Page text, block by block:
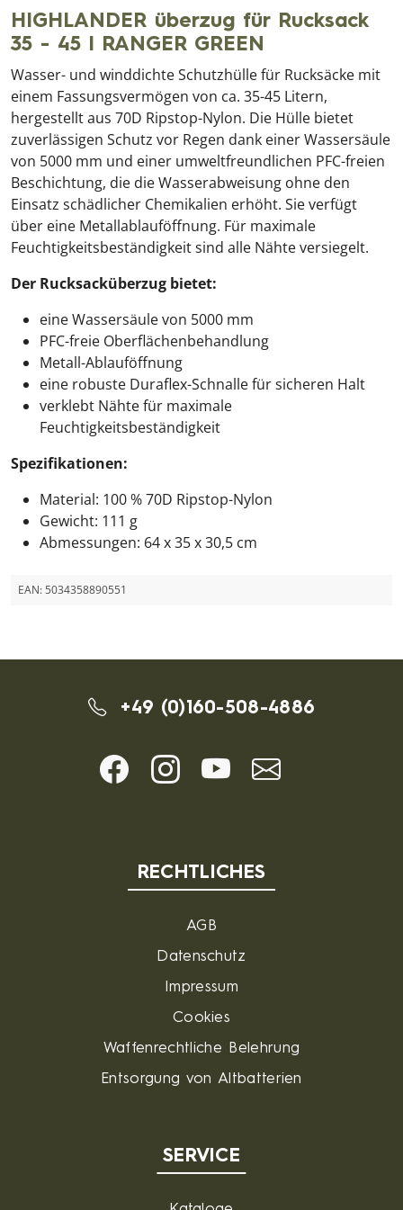
HIGHLANDER überzug für Rucksack
35 - 45 l RANGER GREEN
Wasser- und winddichte Schutzhülle für Rucksäcke mit
einem Fassungsvermögen von ca. 35-45 Litern,
hergestellt aus 70D Ripstop-Nylon. Die Hülle bietet
zuverlässigen Schutz vor Regen dank einer Wassersäule
von 5000 mm und einer umweltfreundlichen PFC-freien
Beschichtung, die die Wasserabweisung ohne den
Einsatz schädlicher Chemikalien erhöht. Sie verfügt
über eine Metallablauföffnung. Für maximale
Feuchtigkeitsbeständigkeit sind alle Nähte versiegelt.
Der Rucksacküberzug bietet:
eine Wassersäule von 5000 mm
PFC-freie Oberflächenbehandlung
Metall-Ablauföffnung
eine robuste Duraflex-Schnalle für sicheren Halt
verklebt Nähte für maximale
Feuchtigkeitsbeständigkeit
Spezifikationen:
Material: 100 % 70D Ripstop-Nylon
Gewicht: 111 g
Abmessungen: 64 x 35 x 30,5 cm
EAN: 5034358890551
+49 (0)160-508-4886
RECHTLICHES
AGB
Datenschutz
Impressum
Cookies
Waffenrechtliche Belehrung
Entsorgung von Altbatterien
SERVICE